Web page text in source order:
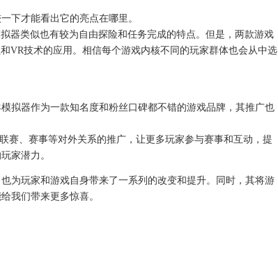
下才能看出它的亮点在哪里。
器类似也有较为自由探险和任务完成的特点。但是，两款游戏
VR技术的应用。相信每个游戏内核不同的玩家群体也会从中选
拟器作为一款知名度和粉丝口碑都不错的游戏品牌，其推广也
赛、赛事等对外关系的推广，让更多玩家参与赛事和互动，提
家潜力。
为玩家和游戏自身带来了一系列的改变和提升。同时，其将游
我们带来更多惊喜。